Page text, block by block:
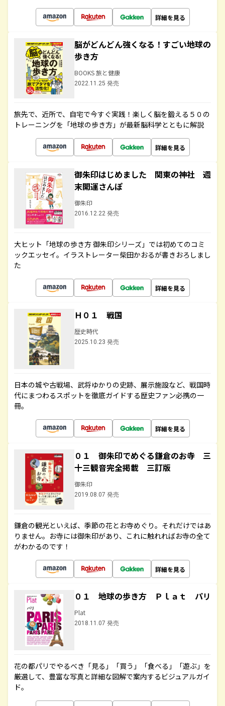
詳細を見る
脳がどんどん強くなる！すごい地球の
歩き方
BOOKS 旅と健康
2022.11.25 発売
旅先で、近所で、自宅で今すぐ実践！楽しく脳を鍛える５０の
トレーニングを「地球の歩き方」が最新脳科学とともに解説
詳細を見る
御朱印はじめました 関東の神社 週
末開運さんぽ
御朱印
2016.12.22 発売
大ヒット「地球の歩き方 御朱印シリーズ」では初めてのコミ
ックエッセイ。イラストレーター柴田かおるが書きおろしまし
た
詳細を見る
Ｈ０１ 戦国
歴史時代
2025.10.23 発売
日本の城や古戦場、武将ゆかりの史跡、展示施設など、戦国時
代にまつわるスポットを徹底ガイドする歴史ファン必携の一
冊。
詳細を見る
０１ 御朱印でめぐる鎌倉のお寺 三
十三観音完全掲載 三訂版
御朱印
2019.08.07 発売
鎌倉の観光といえば、季節の花とお寺めぐり。それだけではあ
りません。お寺には御朱印があり、これに触れればお寺の全て
がわかるのです！
詳細を見る
０１ 地球の歩き方 Ｐｌａｔ パリ
Plat
2018.11.07 発売
花の都パリでやるべき「見る」「買う」「食べる」「遊ぶ」を
厳選して、豊富な写真と詳細な図解で案内するビジュアルガイ
ド。